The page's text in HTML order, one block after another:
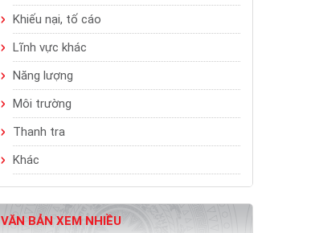
Khiếu nại, tố cáo
Lĩnh vực khác
Năng lượng
Môi trường
Thanh tra
Khác
VĂN BẢN XEM NHIỀU